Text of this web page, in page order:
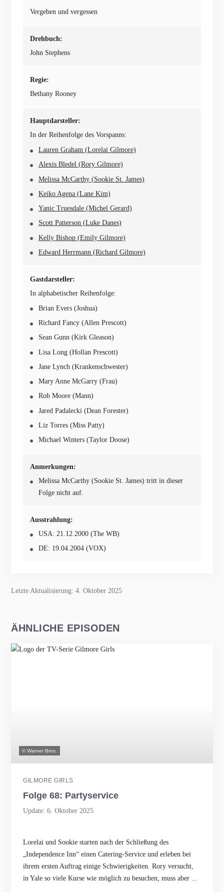
Vergeben und vergessen
Drehbuch:
John Stephens
Regie:
Bethany Rooney
Hauptdarsteller:
In der Reihenfolge des Vorspanns:
Lauren Graham (Lorelai Gilmore)
Alexis Bledel (Rory Gilmore)
Melissa McCarthy (Sookie St. James)
Keiko Agena (Lane Kim)
Yanic Truesdale (Michel Gerard)
Scott Patterson (Luke Danes)
Kelly Bishop (Emily Gilmore)
Edward Herrmann (Richard Gilmore)
Gastdarsteller:
In alphabetischer Reihenfolge:
Brian Evers (Joshua)
Richard Fancy (Allen Prescott)
Sean Gunn (Kirk Gleason)
Lisa Long (Hollan Prescott)
Jane Lynch (Krankenschwester)
Mary Anne McGarry (Frau)
Rob Moore (Mann)
Jared Padalecki (Dean Forester)
Liz Torres (Miss Patty)
Michael Winters (Taylor Doose)
Anmerkungen:
Melissa McCarthy (Sookie St. James) tritt in dieser
Folge nicht auf.
Ausstrahlung:
USA: 21.12.2000 (The WB)
DE: 19.04.2004 (VOX)
Letzte Aktualisierung: 4. Oktober 2025
ÄHNLICHE EPISODEN
© Warner Bros.
GILMORE GIRLS
Folge 68: Partyservice
Update: 6. Oktober 2025
Lorelai und Sookie starten nach der Schließung des
„Independence Inn“ einen Catering-Service und erleben bei
ihrem ersten Auftrag einige Schwierigkeiten. Rory versucht,
in Yale so viele Kurse wie möglich zu besuchen, muss aber ...